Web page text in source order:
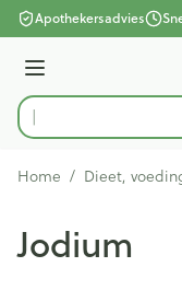
Ga naar de inhoud
Apothekersadvies
Menu
Product, merk,
Home / Dieet,
Jodium